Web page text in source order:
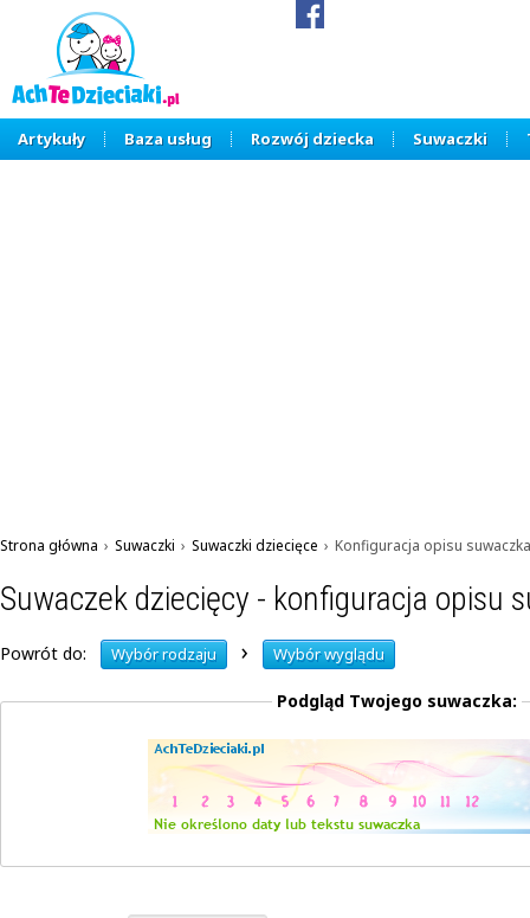
Artykuły Baza usług Rozwój dziecka Suwaczki
Strona główna › Suwaczki › Suwaczki dziecięce › Konfiguracja opisu suwaczka
Suwaczek dziecięcy - konfiguracja opisu
Powrót do: Wybór rodzaju › Wybór wyglądu
Podgląd Twojego suwaczka: